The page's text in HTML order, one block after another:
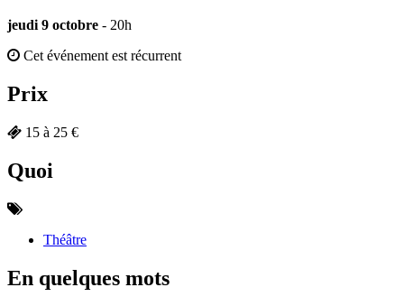
jeudi 9 octobre - 20h
Cet événement est récurrent
Prix
15 à 25 €
Quoi
Théâtre
En quelques mots